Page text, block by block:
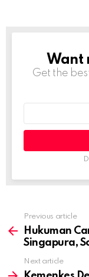
Want
Get the
more
Previous article
Hukuman
Singapura,
Next article